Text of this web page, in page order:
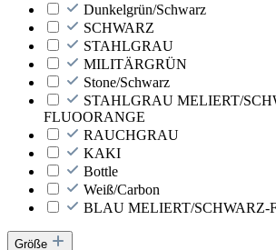
Dunkelgrün/Schwarz
SCHWARZ
STAHLGRAU
MILITÄRGRÜN
Stone/Schwarz
STAHLGRAU MELIERT/
FLUOORANGE
RAUCHGRAU
KAKI
Bottle
Weiß/Carbon
BLAU MELIERT/SCHWARZ-
Größe